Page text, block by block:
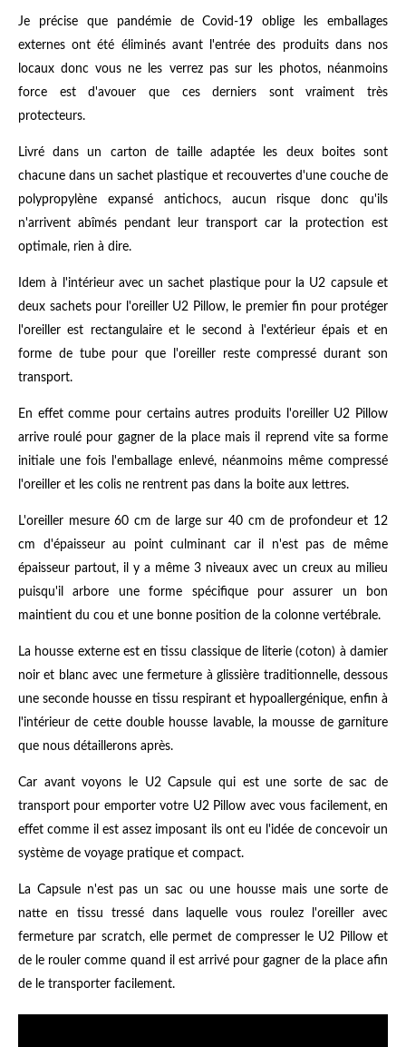
Je précise que pandémie de Covid-19 oblige les emballages
externes ont été éliminés avant l'entrée des produits dans nos
locaux donc vous ne les verrez pas sur les photos, néanmoins
force est d'avouer que ces derniers sont vraiment très
protecteurs.
Livré dans un carton de taille adaptée les deux boites sont
chacune dans un sachet plastique et recouvertes d'une couche de
polypropylène expansé antichocs, aucun risque donc qu'ils
n'arrivent abîmés pendant leur transport car la protection est
optimale, rien à dire.
Idem à l'intérieur avec un sachet plastique pour la U2 capsule et
deux sachets pour l'oreiller U2 Pillow, le premier fin pour protéger
l'oreiller est rectangulaire et le second à l'extérieur épais et en
forme de tube pour que l'oreiller reste compressé durant son
transport.
En effet comme pour certains autres produits l'oreiller U2 Pillow
arrive roulé pour gagner de la place mais il reprend vite sa forme
initiale une fois l'emballage enlevé, néanmoins même compressé
l'oreiller et les colis ne rentrent pas dans la boite aux lettres.
L'oreiller mesure 60 cm de large sur 40 cm de profondeur et 12
cm d'épaisseur au point culminant car il n'est pas de même
épaisseur partout, il y a même 3 niveaux avec un creux au milieu
puisqu'il arbore une forme spécifique pour assurer un bon
maintient du cou et une bonne position de la colonne vertébrale.
La housse externe est en tissu classique de literie (coton) à damier
noir et blanc avec une fermeture à glissière traditionnelle, dessous
une seconde housse en tissu respirant et hypoallergénique, enfin à
l'intérieur de cette double housse lavable, la mousse de garniture
que nous détaillerons après.
Car avant voyons le U2 Capsule qui est une sorte de sac de
transport pour emporter votre U2 Pillow avec vous facilement, en
effet comme il est assez imposant ils ont eu l'idée de concevoir un
système de voyage pratique et compact.
La Capsule n'est pas un sac ou une housse mais une sorte de
natte en tissu tressé dans laquelle vous roulez l'oreiller avec
fermeture par scratch, elle permet de compresser le U2 Pillow et
de le rouler comme quand il est arrivé pour gagner de la place afin
de le transporter facilement.